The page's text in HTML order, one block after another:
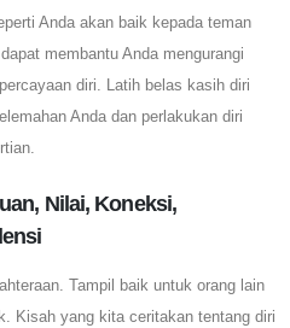
Anda akan baik kepada teman
membantu Anda mengurangi
diri. Latih belas kasih diri
Anda dan perlakukan diri
Nilai, Koneksi,
Tampil baik untuk orang lain
Kisah yang kita ceritakan tentang diri